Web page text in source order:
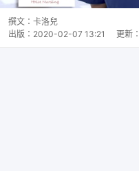
撰文： 卡洛兒
出版： 2020-02-07 13:21 更新：